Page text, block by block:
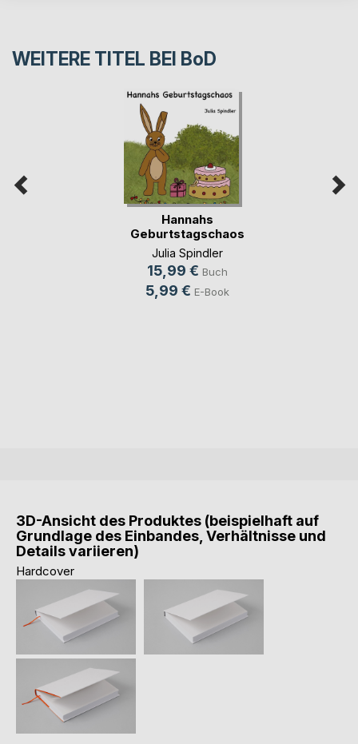
WEITERE TITEL BEI BoD
Hannahs
Geburtstagschaos
Julia Spindler
15,99 € Buch
5,99 € E-Book
3D-Ansicht des Produktes (beispielhaft auf
Grundlage des Einbandes, Verhältnisse und
Details variieren)
Hardcover